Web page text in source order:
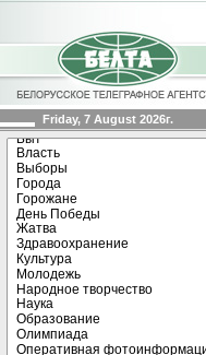
Friday, 7 August 2026г.